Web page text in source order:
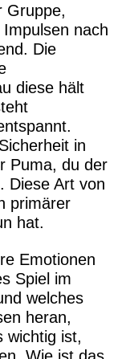
Gruppe,
nach
Die
diese hält
in
Puma, du der
Diese Art von
primärer
hat.
Emotionen
Spiel im
welches
heran,
wichtig ist,